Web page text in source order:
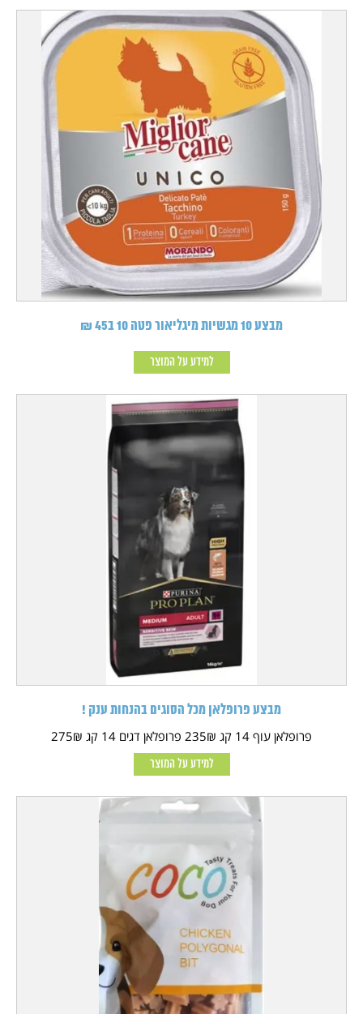
מבצע 10 מגשיות מיגליאור פטה 10 ב45 ₪
למידע על המוצר
מבצע פרופלאן מכל הסוגים בהנחות ענק !
פרופלאן עוף 14 קג 235₪ פרופלאן דגים 14 קג 275₪
למידע על המוצר